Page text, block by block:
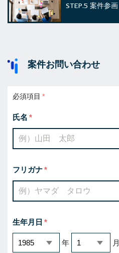
STEP.5 案件参画
案件お問い合わせ
必須項目
氏名
フリガナ
生年月日
年 月